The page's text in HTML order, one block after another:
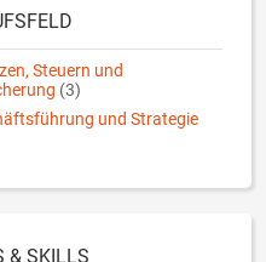
Steuern und
(3)
und Strategie
& SKILLS